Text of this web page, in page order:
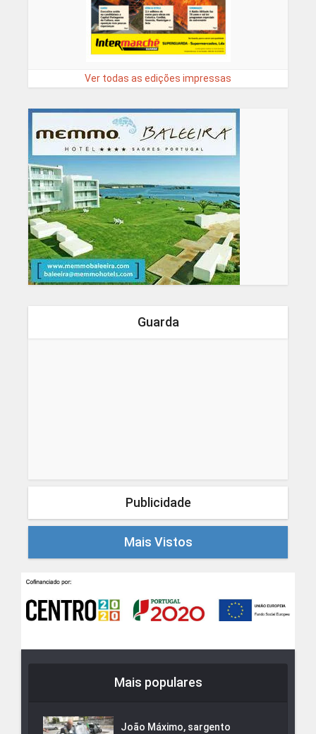
Ver todas as edições impressas
Guarda
Publicidade
Mais Vistos
Mais populares
João Máximo, sargento